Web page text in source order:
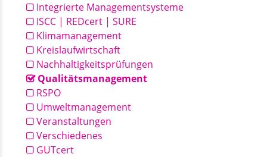
Integrierte Managementsysteme
ISCC | REDcert | SURE
Klimamanagement
Kreislaufwirtschaft
Nachhaltigkeitsprüfungen
Qualitätsmanagement
RSPO
Umweltmanagement
Veranstaltungen
Verschiedenes
GUTcert